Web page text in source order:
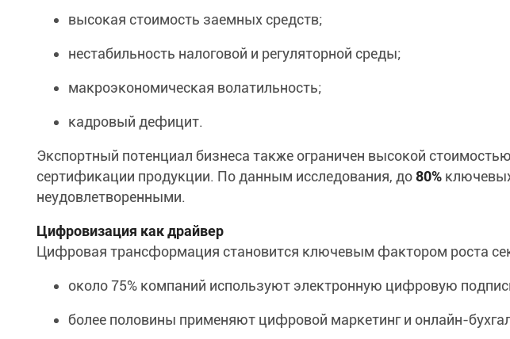
высокая стоимость заемных средств;
нестабильность налоговой и регуляторной среды;
макроэкономическая волатильность;
кадровый дефицит.
Экспортный потенциал бизнеса также ограничен высокой
сертификации продукции. По данным исследования, до80%
неудовлетворенными.
Цифровизация как драйвер
Цифровая трансформация становится ключевым фактором роста
около 75% компаний используют электронную цифровую
более половины применяют цифровой маркетинг и онлайн-